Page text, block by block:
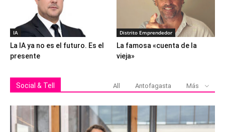
IA
La IA ya no es el futuro. Es el
presente
Distrito Emprendedor
La famosa «cuenta de la
vieja»
Social & Tell All Antofagasta Más